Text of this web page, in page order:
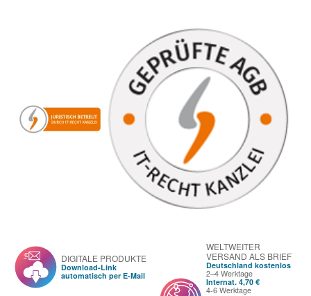
DIGITALE PRODUKTE
Download-Link
automatisch per E-Mail
WELTWEITER
VERSAND ALS BRIEF
Deutschland kostenlos
2–4 Werktage
Internat. 4,70 €
4-6 Werktage